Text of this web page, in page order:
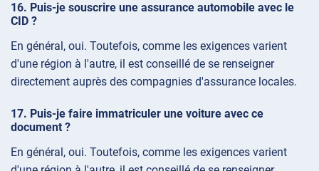
Puis-je souscrire une assurance automobile avec le
CID ?
En général, oui. Toutefois, comme les exigences varient
d'une région à l'autre, il est conseillé de se renseigner
directement auprès des compagnies d'assurance locales.
Puis-je faire immatriculer une voiture avec ce
document ?
En général, oui. Toutefois, comme les exigences varient